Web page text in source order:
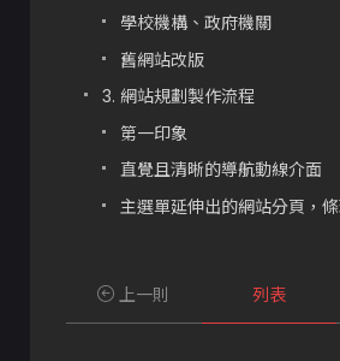
學校機構、政府機關
舊網站改版
3. 網站規劃製作流程
第一印象
直覺且清晰的導航動線介面
主選單延伸出的網站分頁，
客戶教育訓練、正式上線：網
銷技巧教學
上一則 列表